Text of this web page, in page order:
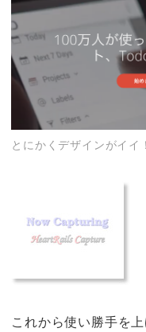
とにかくデザインがイイ！
これから使い勝手を